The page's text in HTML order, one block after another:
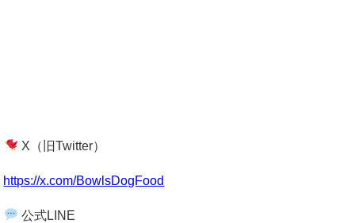
X（旧Twitter）
https://x.com/BowlsDogFood
公式LINE